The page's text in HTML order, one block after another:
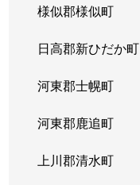
様似郡様似町
日高郡新ひだか町
河東郡士幌町
河東郡鹿追町
上川郡清水町